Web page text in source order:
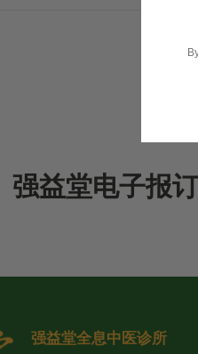
强益堂电子报
强益堂全息中医诊所